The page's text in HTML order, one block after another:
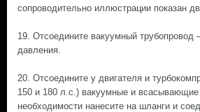
сопроводительно иллюстрации показан
19. Отсоедините вакуумный трубопровод
давления.
20. Отсоедините у двигателя и
150 и 180 л.с.) вакуумные и
необходимости нанесите на шланги и